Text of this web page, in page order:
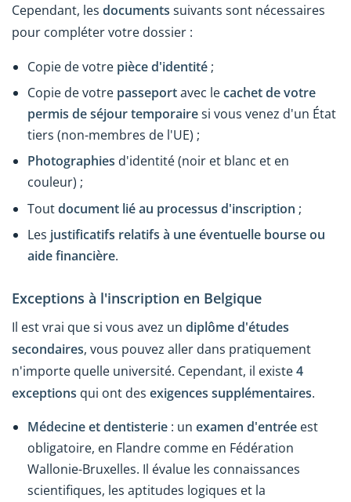
Cependant, les documents suivants sont nécessaires
pour compléter votre dossier :
Copie de votre pièce d'identité ;
Copie de votre passeportavec lecachet de votre
permis de séjour temporairesi vous venez d'un État
tiers (non-membres de l'UE) ;
Photographies d'identité (noir et blanc et en
couleur) ;
Toutdocument lié au processus d'inscription ;
Les justificatifs relatifs à une éventuelle bourse ou
aide financière.
Exceptions à l'inscription en Belgique
Il est vrai que si vous avez un diplôme d'études
secondaires, vous pouvez aller dans pratiquement
n'importe quelle université. Cependant, il existe4
exceptions qui ont des exigences supplémentaires.
Médecine et dentisterie : un examen d'entrée est
obligatoire, en Flandre comme en Fédération
Wallonie-Bruxelles. Il évalue les connaissances
scientifiques, les aptitudes logiques et la